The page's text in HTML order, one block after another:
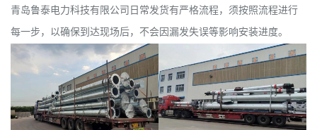
青岛鲁泰电力科技有限公司日常发货有严格流程，须按照流程进行
每一步，以确保到达现场后，不会因漏发失误等影响安装进度。